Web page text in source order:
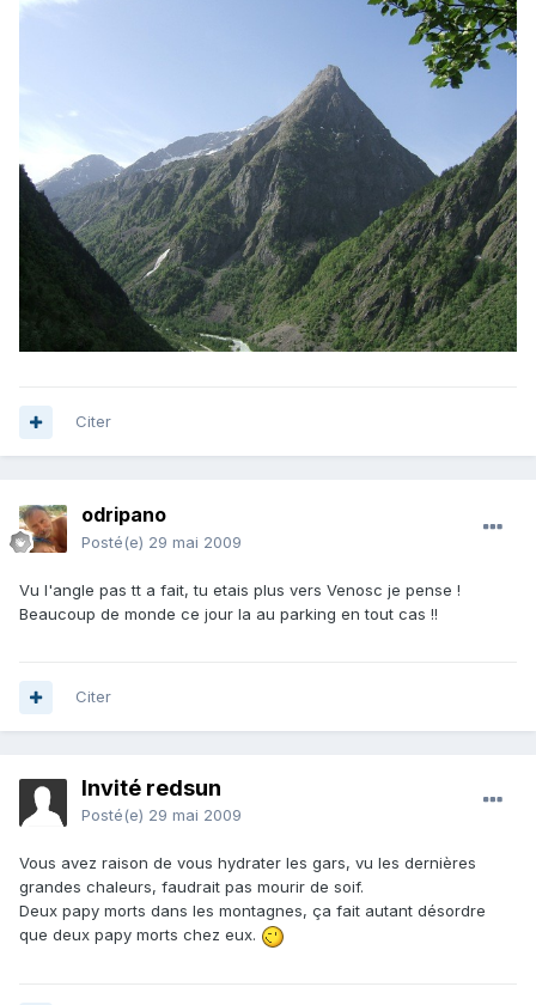
Citer
odripano
Posté(e) 29 mai 2009
Vu l'angle pas tt a fait, tu etais plus vers Venosc je pense !
Beaucoup de monde ce jour la au parking en tout cas !!
Citer
Invité redsun
Posté(e) 29 mai 2009
Vous avez raison de vous hydrater les gars, vu les dernières
grandes chaleurs, faudrait pas mourir de soif.
Deux papy morts dans les montagnes, ça fait autant désordre
que deux papy morts chez eux.